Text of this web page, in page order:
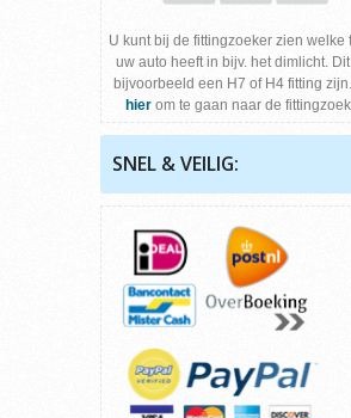
U kunt bij de fittingzoeker zien welke
uw auto heeft in bijv. het dimlicht.
bijvoorbeeld een H7 of H4 fitting
hier om te gaan naar de
SNEL & VEILIG: